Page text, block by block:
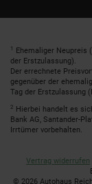
1
Ehemaliger Neupreis
der Erstzulassung).
Der errechnete
gegenüber der
Tag der Erstzulassung
2 Hierbei handelt es
Bank AG, Santander-
Irrtümer vorbehalten.
Vertrag widerrufen
© 2026 Autohaus